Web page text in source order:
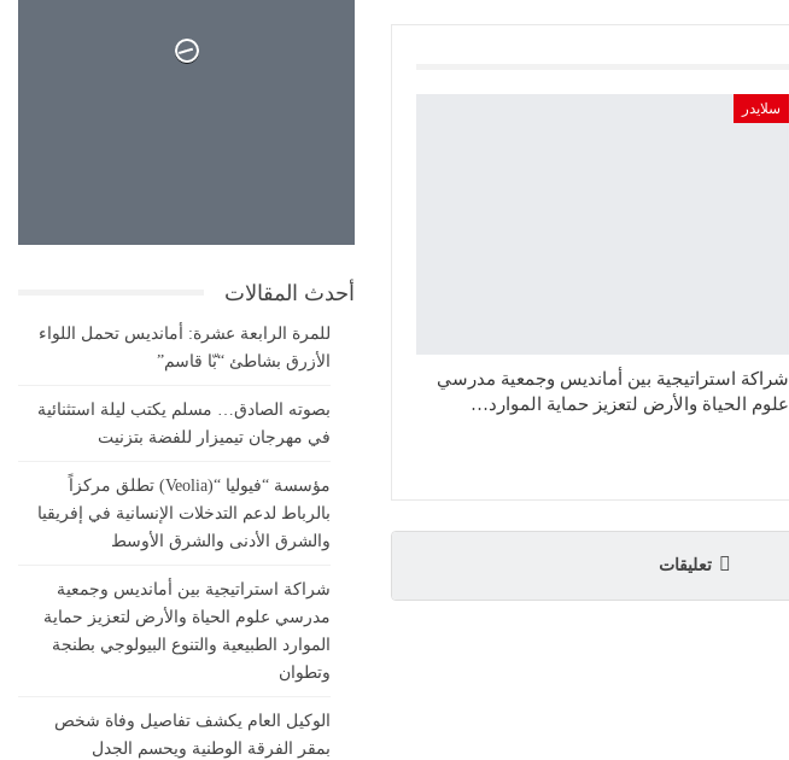
سلايدر
شراكة استراتيجية بين أمانديس وجمعية مدرسي
علوم الحياة والأرض لتعزيز حماية الموارد…
تعليقات
أحدث المقالات
للمرة الرابعة عشرة: أمانديس تحمل اللواء
الأزرق بشاطئ “بّا قاسم”
بصوته الصادق… مسلم يكتب ليلة استثنائية
في مهرجان تيميزار للفضة بتزنيت
مؤسسة “فيوليا “(Veolia) تطلق مركزاً
بالرباط لدعم التدخلات الإنسانية في إفريقيا
والشرق الأدنى والشرق الأوسط
شراكة استراتيجية بين أمانديس وجمعية
مدرسي علوم الحياة والأرض لتعزيز حماية
الموارد الطبيعية والتنوع البيولوجي بطنجة
وتطوان
الوكيل العام يكشف تفاصيل وفاة شخص
بمقر الفرقة الوطنية ويحسم الجدل